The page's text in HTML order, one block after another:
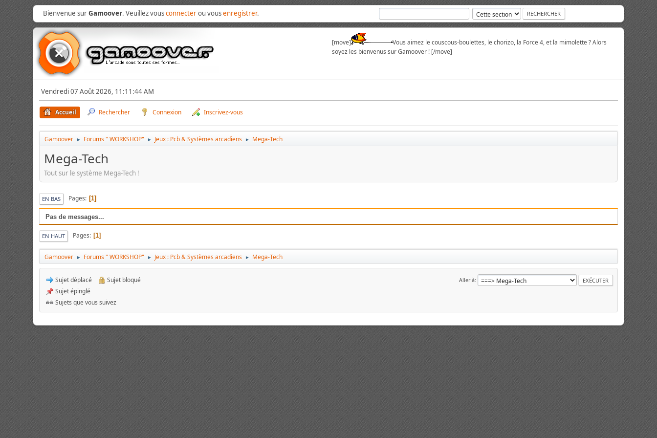
Bienvenue surGamoover. Veuillez vousconnecterou vousenregistrer.
[move]
Vous aimez le couscous-boulettes, le chorizo, la Force 4, et la mimolette ? Alors
soyez les bienvenus sur Gamoover ! [/move]
Vendredi 07 Août 2026, 11:11:44 AM
Accueil Rechercher Connexion Inscrivez-vous
Gamoover ► Forums " WORKSHOP" ► Jeux : Pcb & Systèmes arcadiens ► Mega-Tech
Mega-Tech
Tout sur le système Mega-Tech !
EN BAS Pages 1
Pas de messages...
EN HAUT Pages 1
Gamoover ► Forums " WORKSHOP" ► Jeux : Pcb & Systèmes arcadiens ► Mega-Tech
Aller à
Sujet déplacé
Sujet bloqué
Sujet épinglé
Sujets que vous suivez